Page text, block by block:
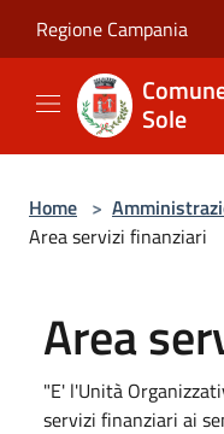
Regione Campania
Sole
Home >
Area servizi finanziari
Area
"E' l'Unità
servizi finanziari ai